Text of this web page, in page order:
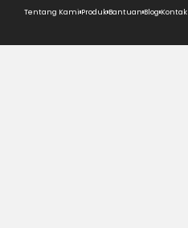
Tentang Kami Produk Bantuan Blog Kontak